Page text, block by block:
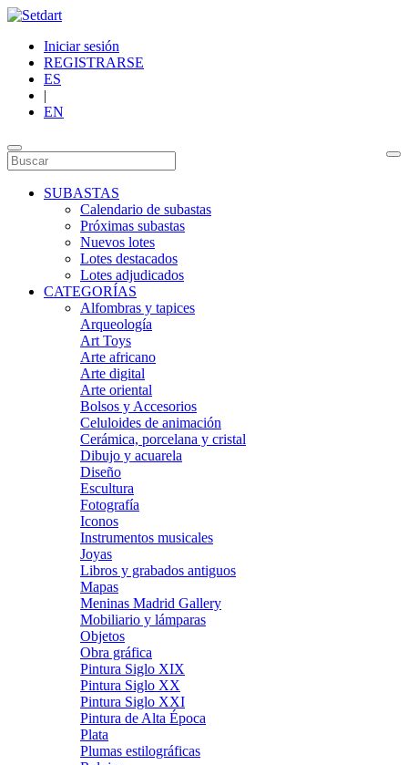
Iniciar sesión
REGISTRARSE
ES
|
EN
SUBASTAS
Calendario de subastas
Próximas subastas
Nuevos lotes
Lotes destacados
Lotes adjudicados
CATEGORÍAS
Alfombras y tapices
Arqueología
Art Toys
Arte africano
Arte digital
Arte oriental
Bolsos y Accesorios
Celuloides de animación
Cerámica, porcelana y cristal
Dibujo y acuarela
Diseño
Escultura
Fotografía
Iconos
Instrumentos musicales
Joyas
Libros y grabados antiguos
Mapas
Meninas Madrid Gallery
Mobiliario y lámparas
Objetos
Obra gráfica
Pintura Siglo XIX
Pintura Siglo XX
Pintura Siglo XXI
Pintura de Alta Época
Plata
Plumas estilográficas